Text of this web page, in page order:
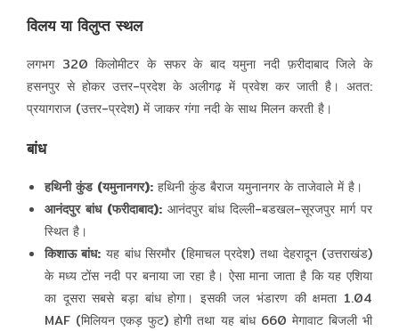
विलय या विलुप्त स्थल
लगभग 320 किलोमीटर के सफर के बाद यमुना नदी फ़रीदाबाद जिले के
हसनपुर से होकर उत्तर-प्रदेश के अलीगढ़ में प्रवेश कर जाती है। अतत:
प्रयागराज (उत्तर-प्रदेश) में जाकर गंगा नदी के साथ मिलन करती है।
बांध
हथिनी कुंड (यमुनानगर): हथिनी कुंड बैराज यमुनानगर के ताजेवाले में है।
आनंदपुर बांध (फरीदाबाद): आनंदपुर बांध दिल्ली-बडखल-सूरजपुर मार्ग पर
स्थित है।
किशाऊ बांध: यह बांध सिरमौर (हिमाचल प्रदेश) तथा देहरादून (उत्तराखंड)
के मध्य टोंस नदी पर बनाया जा रहा है। ऐसा माना जाता है कि यह एशिया
का दूसरा सबसे बड़ा बांध होगा। इसकी जल भंडारण की क्षमता 1.04
MAF (मिलियन एकड़ फुट) होगी तथा यह बांध 660 मेगावाट बिजली भी